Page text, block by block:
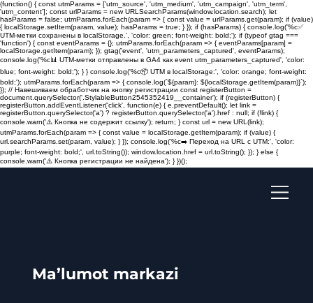
(function() { const utmParams = ['utm_source', 'utm_medium', 'utm_campaign', 'utm_term',
'utm_content']; const urlParams = new URLSearchParams(window.location.search); let
hasParams = false; utmParams.forEach(param => { const value = urlParams.get(param); if (value)
{ localStorage.setItem(param, value); hasParams = true; } }); if (hasParams) { console.log('%c✅
UTM-метки сохранены в localStorage.', 'color: green; font-weight: bold;'); if (typeof gtag ===
'function') { const eventParams = {}; utmParams.forEach(param => { eventParams[param] =
localStorage.getItem(param); }); gtag('event', 'utm_parameters_captured', eventParams);
console.log('%c📊 UTM-метки отправлены в GA4 как event utm_parameters_captured', 'color:
blue; font-weight: bold;'); } } console.log('%c📦 UTM в localStorage:', 'color: orange; font-weight:
bold;'); utmParams.forEach(param => { console.log(`${param}: ${localStorage.getItem(param)}`);
}); // Навешиваем обработчик на кнопку регистрации const registerButton =
document.querySelector('.StylableButton2545352419__container'); if (registerButton) {
registerButton.addEventListener('click', function(e) { e.preventDefault(); let link =
registerButton.querySelector('a') ? registerButton.querySelector('a').href : null; if (!link) {
console.warn('⚠️ Кнопка не содержит ссылку'); return; } const url = new URL(link);
utmParams.forEach(param => { const value = localStorage.getItem(param); if (value) {
url.searchParams.set(param, value); } }); console.log('%c➡️ Переход на URL с UTM:', 'color:
purple; font-weight: bold;', url.toString()); window.location.href = url.toString(); }); } else {
console.warn('⚠️ Кнопка регистрации не найдена'); } })();
Ma’lumot markazi